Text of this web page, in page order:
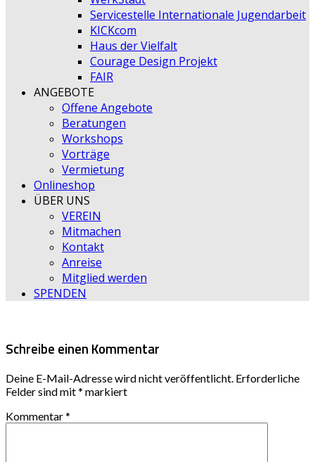
Servicestelle Internationale Jugendarbeit
KICKcom
Haus der Vielfalt
Courage Design Projekt
FAIR
ANGEBOTE
Offene Angebote
Beratungen
Workshops
Vorträge
Vermietung
Onlineshop
ÜBER UNS
VEREIN
Mitmachen
Kontakt
Anreise
Mitglied werden
SPENDEN
Schreibe einen Kommentar
Deine E-Mail-Adresse wird nicht veröffentlicht. Erforderliche
Felder sind mit* markiert
Kommentar*